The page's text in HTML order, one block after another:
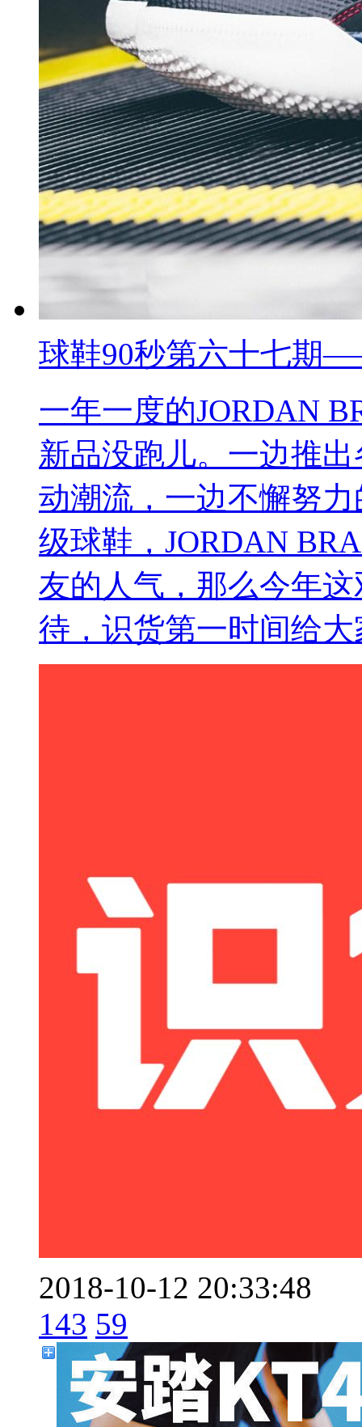
球鞋90秒第六十七期
一年一度的JORDAN
新品没跑儿。一边推
动潮流，一边不懈努
级球鞋，JORDAN
友的人气，那么今年
待，识货第一时间给
2018-10-12 20:33:48
143 59